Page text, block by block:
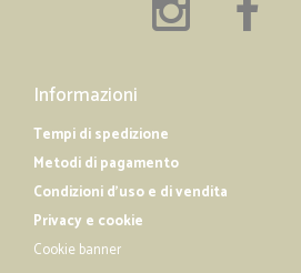
Informazioni
Tempi di spedizione
Metodi di pagamento
Condizioni d'uso e di vendita
Privacy e cookie
Cookie banner